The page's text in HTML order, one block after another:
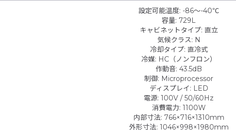
設定可能温度: -86～-40℃
容量: 729L
キャビネットタイプ: 直立
気候クラス: N
冷却タイプ: 直冷式
冷媒: HC（ノンフロン）
作動音: 43.5dB
制御: Microprocessor
ディスプレイ: LED
電源: 100V / 50/60Hz
消費電力: 1100W
内部寸法: 766×716×1310mm
外形寸法: 1046×998×1980mm